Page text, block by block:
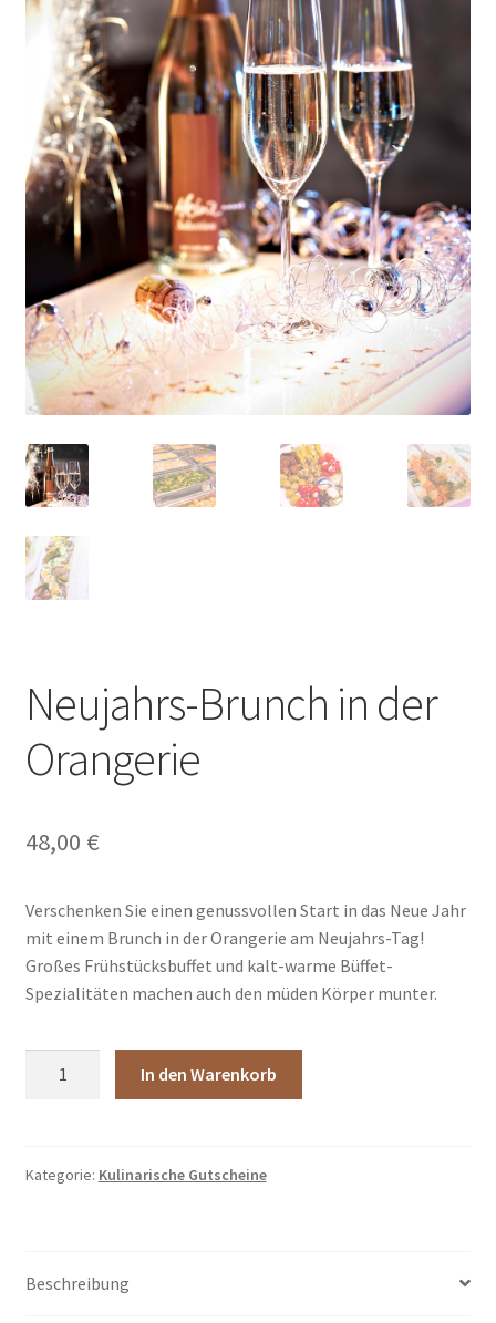
Neujahrs-Brunch in der
Orangerie
48,00 €
Verschenken Sie einen genussvollen Start in das Neue Jahr
mit einem Brunch in der Orangerie am Neujahrs-Tag!
Großes Frühstücksbuffet und kalt-warme Büffet-
Spezialitäten machen auch den müden Körper munter.
Orangerie
In den Warenkorb
Kategorie: Kulinarische Gutscheine
Beschreibung